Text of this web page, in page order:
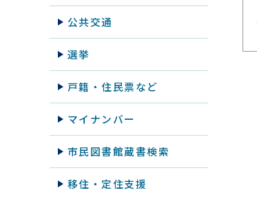
公共交通
選挙
戸籍・住民票など
マイナンバー
市民図書館蔵書検索
移住・定住支援